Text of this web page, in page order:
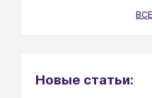
Новые статьи: